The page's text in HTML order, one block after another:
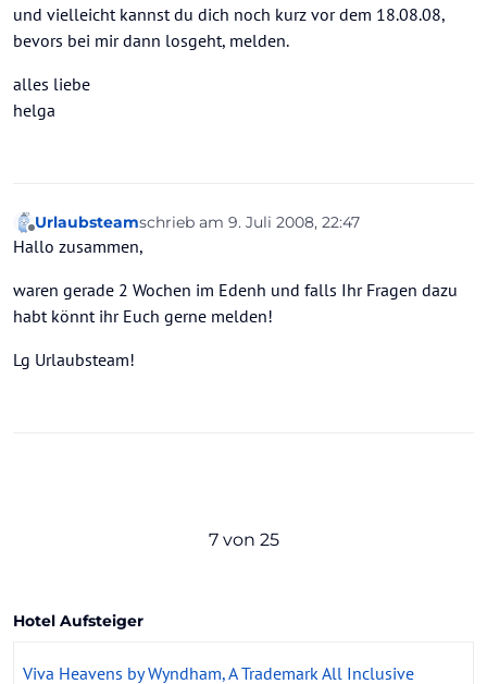
und vielleicht kannst du dich noch kurz vor dem 18.08.08,
bevors bei mir dann losgeht, melden.
alles liebe
helga
Offline
Urlaubsteamschrieb am 9. Juli 2008, 22:47
zuletzt editiert von
Hallo zusammen,
waren gerade 2 Wochen im Edenh und falls Ihr Fragen dazu
habt könnt ihr Euch gerne melden!
Lg Urlaubsteam!
7 von 25
Hotel Aufsteiger
Viva Heavens by Wyndham, A Trademark All Inclusive